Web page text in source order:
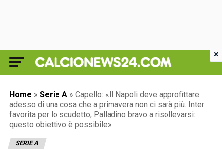
Home » Serie A » Capello: «Il Napoli deve approfittare
adesso di una cosa che a primavera non ci sarà più. Inter
favorita per lo scudetto, Palladino bravo a risollevarsi:
questo obiettivo è possibile»
SERIE A
×